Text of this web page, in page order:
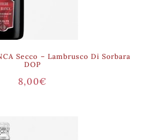
Secco – Lambrusco Di Sorbara
DOP
8,00€